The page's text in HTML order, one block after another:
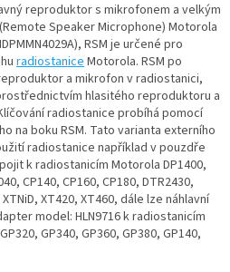
reproduktor s mikrofonem a velkým
Speaker Microphone) Motorola
RSM je určené pro
radiostaniceMotorola. RSM po
a mikrofon v radiostanici,
hlasitého reproduktoru a
radiostanice probíhá pomocí
na boku RSM. Tato varianta externího
radiostanice například v pouzdře
k radiostanicím Motorola DP1400,
CP140, CP160, CP180, DTR2430,
XT420, XT460, dále lze náhlavní
model: HLN9716 k radiostanicím
GP340, GP360, GP380, GP140,